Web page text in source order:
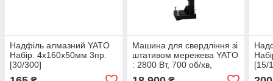
Надфіль алмазний YATO
Набір. 4х160х50мм 3пр.
[30/300]
Машина для свердління зі
штативом мережева YATO
: 2800 Вт, 700 об/хв,
[15/